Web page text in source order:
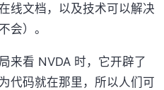
线文档，以及技术可以解决
会）。
来看 NVDA 时，它开辟了
代码就在那里，所以人们可